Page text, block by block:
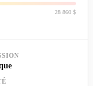
28 860 $